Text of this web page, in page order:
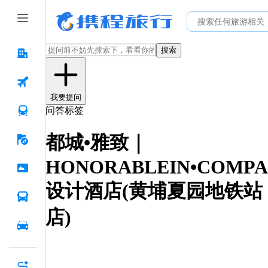
搜索
我要提问
问答标签
都城•雅致｜
设计酒店(黄埔夏园地铁站
店)